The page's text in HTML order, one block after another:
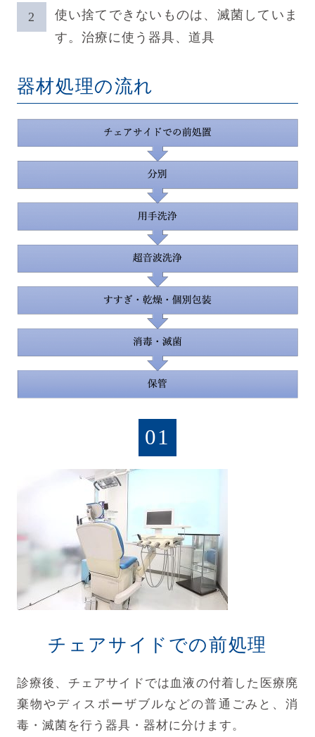
使い捨てできないものは、滅菌していま
す。治療に使う器具、道具
器材処理の流れ
01
チェアサイドでの前処理
診療後、チェアサイドでは血液の付着した医療廃
棄物やディスポーザブルなどの普通ごみと、消
毒・滅菌を行う器具・器材に分けます。